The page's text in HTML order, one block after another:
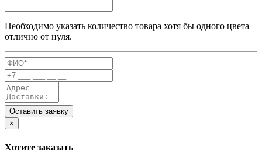
Необходимо указать количество товара хотя бы одного цвета
отлично от нуля.
Оставить заявку
×
Хотите заказать